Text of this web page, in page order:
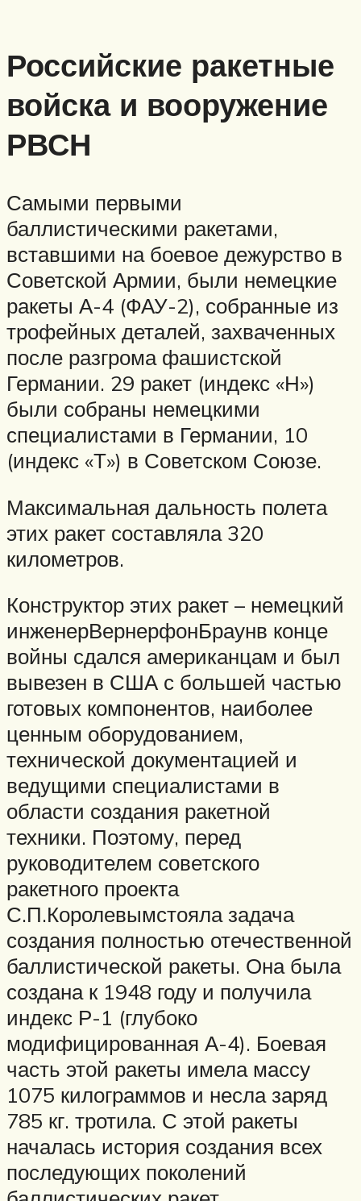
Российские ракетные
войска и вооружение
РВСН
Самыми первыми
баллистическими ракетами,
вставшими на боевое дежурство в
Советской Армии, были немецкие
ракеты А-4 (ФАУ-2), собранные из
трофейных деталей, захваченных
после разгрома фашистской
Германии. 29 ракет (индекс «Н»)
были собраны немецкими
специалистами в Германии, 10
(индекс «Т») в Советском Союзе.
Максимальная дальность полета
этих ракет составляла 320
километров.
Конструктор этих ракет – немецкий
инженерВернерфонБраунв конце
войны сдался американцам и был
вывезен в США с большей частью
готовых компонентов, наиболее
ценным оборудованием,
технической документацией и
ведущими специалистами в
области создания ракетной
техники. Поэтому, перед
руководителем советского
ракетного проекта
С.П.Королевымстояла задача
создания полностью отечественной
баллистической ракеты. Она была
создана к 1948 году и получила
индекс Р-1 (глубоко
модифицированная А-4). Боевая
часть этой ракеты имела массу
1075 килограммов и несла заряд
785 кг. тротила. С этой ракеты
началась история создания всех
последующих поколений